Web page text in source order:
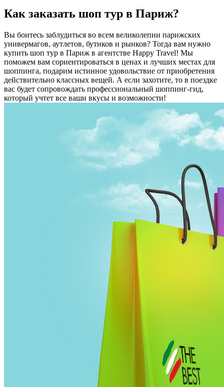
Как заказать шоп тур в Париж?
Вы боитесь заблудиться во всем великолепии парижских
универмагов, аутлетов, бутиков и рынков? Тогда вам нужно
купить шоп тур в Париж в агентстве Happy Travel! Мы
поможем вам сориентироваться в ценах и лучших местах для
шоппинга, подарим истинное удовольствие от приобретения
действительно классных вещей. А если захотите, то в поездке
вас будет сопровождать профессиональный шоппинг-гид,
который учтет все ваши вкусы и возможности!